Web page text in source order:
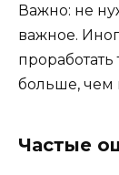
Важно: не
важное.
больше, чем
Частые